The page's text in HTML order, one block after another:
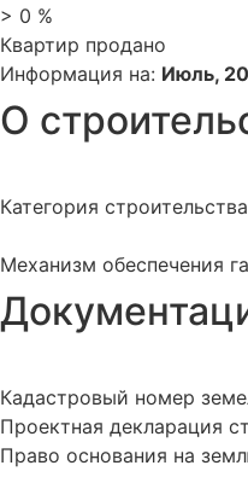
> 0 %
Квартир продано
Информация на: Июль,
О
Категория
Механизм обеспечения
Кадастровый номер
Проектная декларация
Право основания на